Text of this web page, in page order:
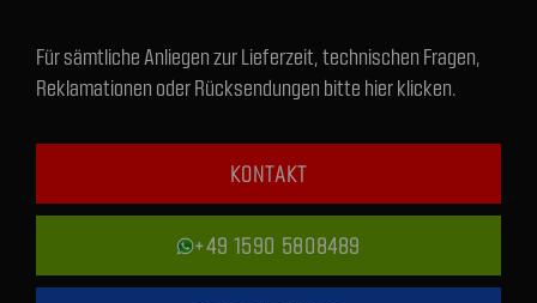
Für sämtliche Anliegen zur Lieferzeit, technischen Fragen,
Reklamationen oder Rücksendungen bitte hier klicken.
KONTAKT
+49 1590 5808489